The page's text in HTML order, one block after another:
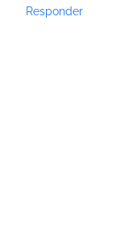
Responder